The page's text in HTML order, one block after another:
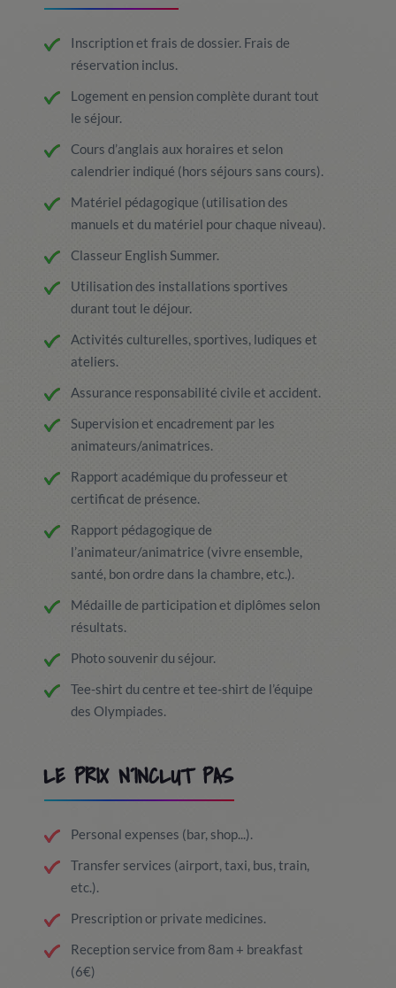
Inscription et frais de dossier. Frais de
réservation inclus.
Logement en pension complète durant tout
le séjour.
Cours d’anglais aux horaires et selon
calendrier indiqué (hors séjours sans cours).
Matériel pédagogique (utilisation des
manuels et du matériel pour chaque niveau).
Classeur English Summer.
Utilisation des installations sportives
durant tout le déjour.
Activités culturelles, sportives, ludiques et
ateliers.
Assurance responsabilité civile et accident.
Supervision et encadrement par les
animateurs/animatrices.
Rapport académique du professeur et
certificat de présence.
Rapport pédagogique de
l’animateur/animatrice (vivre ensemble,
santé, bon ordre dans la chambre, etc.).
Médaille de participation et diplômes selon
résultats.
Photo souvenir du séjour.
Tee-shirt du centre et tee-shirt de l’équipe
des Olympiades.
LE PRIX N´INCLUT PAS
Personal expenses (bar, shop...).
Transfer services (airport, taxi, bus, train,
etc.).
Prescription or private medicines.
Reception service from 8am + breakfast
(6€)